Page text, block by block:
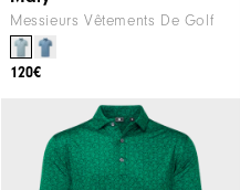
Messieurs Vêtements De Golf
120€